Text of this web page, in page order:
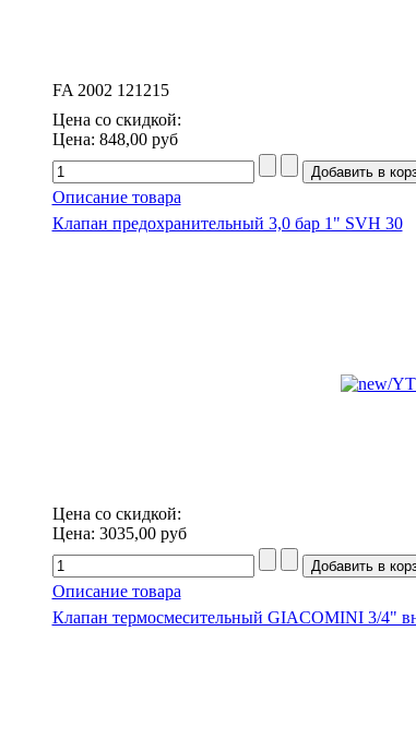
FA 2002 121215
Цена со скидкой:
Цена: 848,00 руб
Описание товара
Клапан предохранительный 3,0 бар 1" SVH 30
Цена со скидкой:
Цена: 3035,00 руб
Описание товара
Клапан термосмесительный GIACOMINI 3/4"